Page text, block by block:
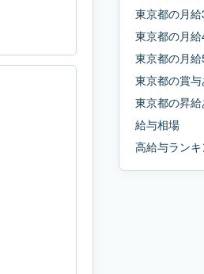
東京都の月
東京都の月
東京都の月
東京都の賞与
東京都の昇給
給与相場
高給与ラン